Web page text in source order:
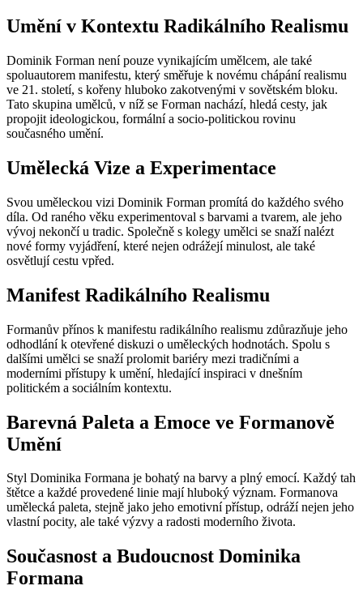
Umění v Kontextu Radikálního Realismu
Dominik Forman není pouze vynikajícím umělcem, ale také
spoluautorem manifestu, který směřuje k novému chápání realismu
ve 21. století, s kořeny hluboko zakotvenými v sovětském bloku.
Tato skupina umělců, v níž se Forman nachází, hledá cesty, jak
propojit ideologickou, formální a socio-politickou rovinu
současného umění.
Umělecká Vize a Experimentace
Svou uměleckou vizi Dominik Forman promítá do každého svého
díla. Od raného věku experimentoval s barvami a tvarem, ale jeho
vývoj nekončí u tradic. Společně s kolegy umělci se snaží nalézt
nové formy vyjádření, které nejen odrážejí minulost, ale také
osvětlují cestu vpřed.
Manifest Radikálního Realismu
Formanův přínos k manifestu radikálního realismu zdůrazňuje jeho
odhodlání k otevřené diskuzi o uměleckých hodnotách. Spolu s
dalšími umělci se snaží prolomit bariéry mezi tradičními a
moderními přístupy k umění, hledající inspiraci v dnešním
politickém a sociálním kontextu.
Barevná Paleta a Emoce ve Formanově
Umění
Styl Dominika Formana je bohatý na barvy a plný emocí. Každý tah
štětce a každé provedené linie mají hluboký význam. Formanova
umělecká paleta, stejně jako jeho emotivní přístup, odráží nejen jeho
vlastní pocity, ale také výzvy a radosti moderního života.
Současnost a Budoucnost Dominika
Formana